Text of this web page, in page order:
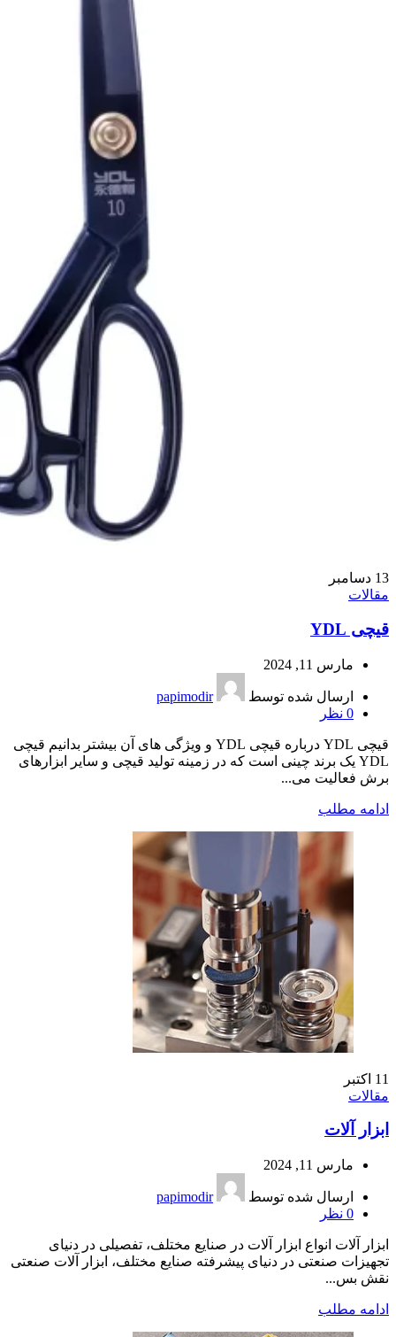
13 دسامبر
مقالات
قیچی YDL
مارس 11, 2024
ارسال شده توسط
papimodir
0 نظر
قیچی YDL درباره قیچی YDL و ویژگی های آن بیشتر بدانیم قیچی
YDL یک برند چینی است که در زمینه تولید قیچی و سایر ابزارهای
برش فعالیت می...
ادامه مطلب
11 اکتبر
مقالات
ابزار آلات
مارس 11, 2024
ارسال شده توسط
papimodir
0 نظر
ابزار آلات انواع ابزار آلات در صنایع مختلف، تفصیلی در دنیای
تجهیزات صنعتی در دنیای پیشرفته صنایع مختلف، ابزار آلات صنعتی
نقش بس...
ادامه مطلب